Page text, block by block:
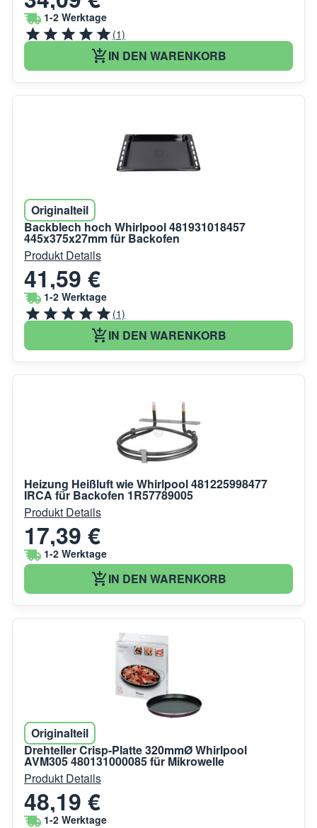
1-2 Werktage
(1)
IN DEN WARENKORB
Originalteil
Backblech hoch Whirlpool 481931018457
445x375x27mm für Backofen
Produkt Details
41,59 €
1-2 Werktage
(1)
IN DEN WARENKORB
Heizung Heißluft wie Whirlpool 481225998477
IRCA für Backofen 1R57789005
Produkt Details
17,39 €
1-2 Werktage
IN DEN WARENKORB
Originalteil
Drehteller Crisp-Platte 320mmØ Whirlpool
AVM305 480131000085 für Mikrowelle
Produkt Details
48,19 €
1-2 Werktage